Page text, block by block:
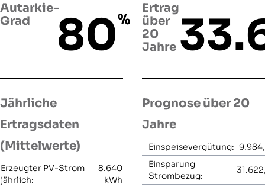
Autarkie-
Grad
80%
Ertrag
über
20
Jahre
Jährliche
Ertragsdaten
(Mittelwerte)
Erzeugter PV-Strom
jährlich:
8.640
kWh
Prognose über 20
Jahre
Einspeisevergütung:
Einsparung
Strombezug: